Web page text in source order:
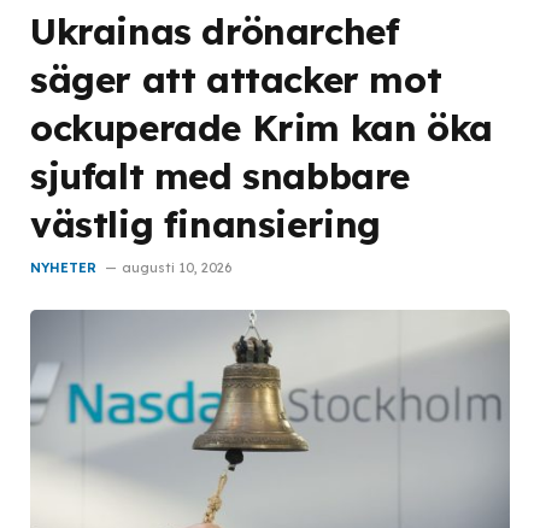
Ukrainas drönarchef
säger att attacker mot
ockuperade Krim kan öka
sjufalt med snabbare
västlig finansiering
NYHETER augusti 10, 2026